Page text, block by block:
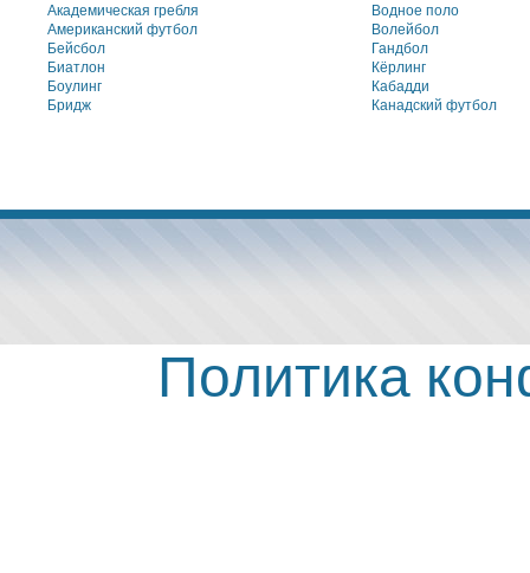
Академическая гребля
Американский футбол
Бейсбол
Биатлон
Боулинг
Бридж
Водное поло
Волейбол
Гандбол
Кёрлинг
Кабадди
Канадский футбол
Политика